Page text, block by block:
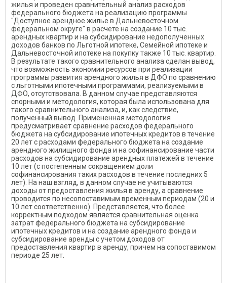
жилья и проведен сравнительный анализ расходов
федерального бюджета на реализацию программы
"Доступное арендное жилье в Дальневосточном
федеральном округе" в расчете на создание 10 тыс.
арендных квартир и на субсидирование недополученных
доходов банков по Льготной ипотеке, Семейной ипотеке и
Дальневосточной ипотеке на покупку также 10 тыс. квартир.
В результате такого сравнительного анализа сделан вывод,
что возможность экономии ресурсов при реализации
программы развития арендного жилья в ДФО по сравнению
с льготными ипотечными программами, реализуемыми в
ДФО, отсутствовала. В данном случае представляются
спорными и методология, которая была использована для
такого сравнительного анализа, и, как следствие,
полученный вывод. Примененная методология
предусматривает сравнение расходов федерального
бюджета на субсидирование ипотечных кредитов в течение
20 лет с расходами федерального бюджета на создание
арендного жилищного фонда и на софинансирование части
расходов на субсидирование арендных платежей в течение
10 лет (с постепенным сокращением доли
софинансирования таких расходов в течение последних 5
лет). На наш взгляд, в данном случае не учитываются
доходы от предоставления жилья в аренду, а сравнение
проводится по несопоставимым временным периодам (20 и
10 лет соответственно). Представляется, что более
корректным подходом является сравнительная оценка
затрат федерального бюджета на субсидирование
ипотечных кредитов и на создание арендного фонда и
субсидирование аренды с учетом доходов от
предоставления квартир в аренду, причем на сопоставимом
периоде 25 лет.